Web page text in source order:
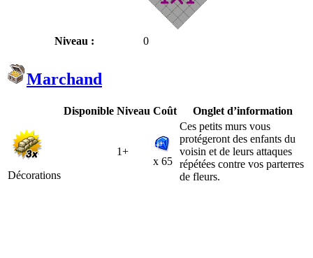
Niveau : 0
Marchand
Disponible Niveau Coût Onglet d’information
Décorations
1+
x 65
Ces petits murs vous
protégeront des enfants du
voisin et de leurs attaques
répétées contre vos parterres
de fleurs.